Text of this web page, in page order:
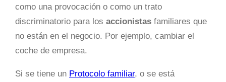
como una provocación o como un trato
discriminatorio para los accionistas familiares que
no están en el negocio. Por ejemplo, cambiar el
coche de empresa.
Si se tiene un Protocolo familiar, o se está